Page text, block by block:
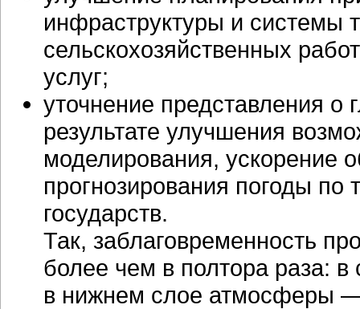
инфраструктуры и системы
сельскохозяйственных
услуг;
уточнение представления о
результате улучшения
моделирования, ускорение
прогнозирования погоды по
государств.
Так, заблаговременность
более чем в полтора раза:
в нижнем слое атмосферы